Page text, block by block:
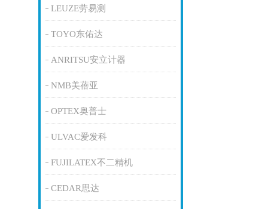
LEUZE劳易测
TOYO东佑达
ANRITSU安立计器
NMB美蓓亚
OPTEX奥普士
ULVAC爱发科
FUJILATEX不二精机
CEDAR思达